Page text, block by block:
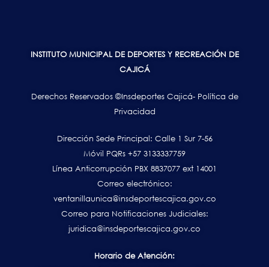
INSTITUTO MUNICIPAL DE DEPORTES Y RECREACIÓN DE
CAJICÁ
Derechos Reservados ©Insdeportes Cajicá- Política de
Privacidad
Dirección Sede Principal: Calle 1 Sur 7-56
Móvil PQRs +57 3133337759
Línea Anticorrupción PBX 8837077 ext 14001
Correo electrónico:
ventanillaunica@insdeportescajica.gov.co
Correo para Notificaciones Judiciales:
juridica@insdeportescajica.gov.co
Horario de Atención: